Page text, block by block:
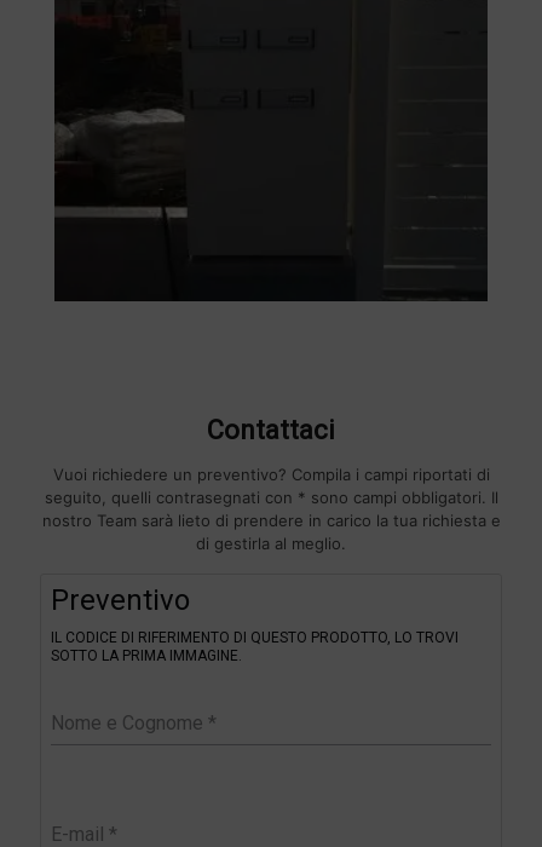
Contattaci
Vuoi richiedere un preventivo? Compila i campi riportati di
seguito, quelli contrasegnati con * sono campi obbligatori. Il
nostro Team sarà lieto di prendere in carico la tua richiesta e
di gestirla al meglio.
Preventivo
IL CODICE DI RIFERIMENTO DI QUESTO PRODOTTO, LO TROVI
SOTTO LA PRIMA IMMAGINE.